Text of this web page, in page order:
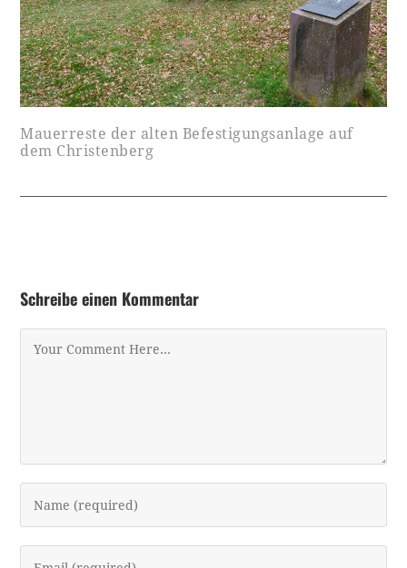
Mauerreste der alten Befestigungsanlage auf
dem Christenberg
Schreibe einen Kommentar